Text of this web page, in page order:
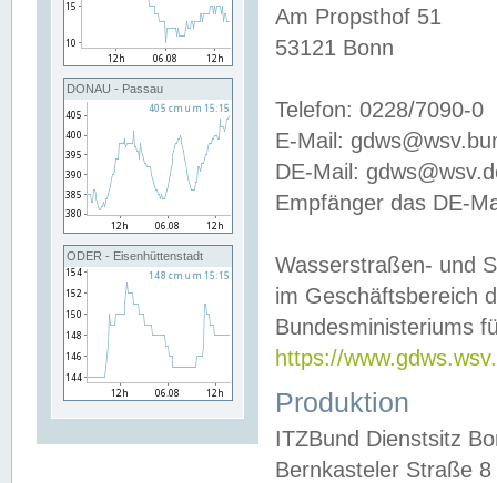
DONAU - Passau
ODER - Eisenhüttenstadt
Am Propsthof 51
53121 Bonn
Telefon: 0228/7090-0
E-Mail:
DE-Mail:
Empfänger das DE-
Wasserstraßen- und
im Geschäftsbereich
Bundesministeriums
https://
Produktion
ITZBund Dienstsitz
Bernkasteler Straße 8